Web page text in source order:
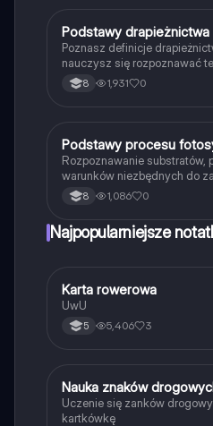
PBiologia
Podstawy
Poznasz definicje
nauczysz się rozpoznawać
organizmami w przyrodzie.
8 1,931 0
PBiologia
Podstawy procesu
Rozpoznawanie substratów,
warunków niezbędnych do
roślin.
8 1,086 0
Najpopularniejsze
KTechnika
Karta rowerowa
UwU
5 5,406 3
NTechnika
Nauka znaków
Uczenie się zanków
kartkówkę